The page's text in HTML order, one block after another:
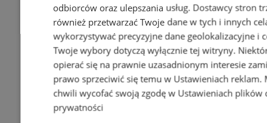
odbiorców oraz ulepszania usług. Dostawcy stron
również przetwarzać Twoje dane w tych i innych
wykorzystywać precyzyjne dane geolokalizacyjne i
Twoje wybory dotyczą wyłącznie tej witryny.
opierać się na prawnie uzasadnionym interesie
prawo sprzeciwić się temu w Ustawieniach reklam.
chwili wycofać swoją zgodę w Ustawieniach plików
prywatności